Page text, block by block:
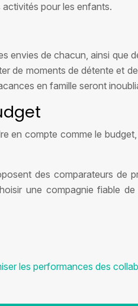
pour les enfants.
envies de chacun, ainsi que
de moments de détente et
en famille seront
en compte comme le
des comparateurs de
une compagnie fiable
les performances des